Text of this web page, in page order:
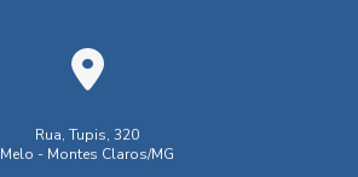
Rua, Tupis, 320
Melo - Montes Claros/MG